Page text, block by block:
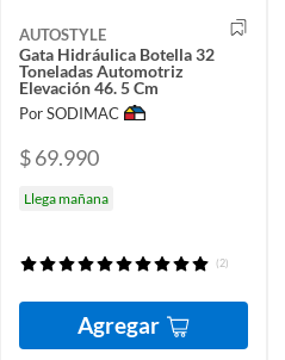
AUTOSTYLE
Gata Hidráulica Botella 32
Toneladas Automotriz
Elevación 46. 5 Cm
Por SODIMAC
$ 69.990
Llega mañana
(2)
Agregar